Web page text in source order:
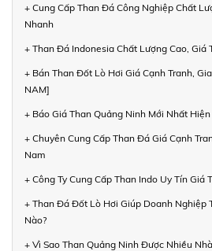
+ Cung Cấp Than Đá Công Nghiệp Chất
Nhanh
+ Than Đá Indonesia Chất Lượng Cao, Giá
+ Bán Than Đốt Lò Hơi Giá Cạnh Tranh,
NAM]
+ Báo Giá Than Quảng Ninh Mới Nhất
+ Chuyên Cung Cấp Than Đá Giá Cạnh
Nam
+ Công Ty Cung Cấp Than Indo Uy Tín Giá
+ Than Đá Đốt Lò Hơi Giúp Doanh Nghiệp
Nào?
+ Vì Sao Than Quảng Ninh Được Nhiều